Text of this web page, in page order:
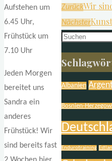
Aufstehen um
6.45 Uhr,
Frühstück um
7.10 Uhr
Jeden Morgen
bereitet uns
Sandra ein
anderes
Frühstück! Wir
sind bereits fast
ZurückWir
Nächster
Suchen
nach:
Albanien
Bosnien-
Endurotraining